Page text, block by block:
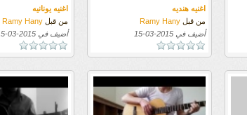
اغنيه هنديه
من قبل Ramy Hany
أضيف في 2015-03-15
اغنيه يونانيه
من قبل Ramy Hany
أضيف في 2015-03-15